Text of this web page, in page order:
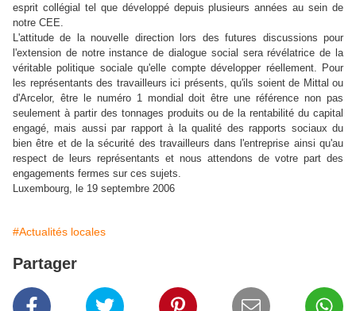
esprit collégial tel que développé depuis plusieurs années au sein de
notre CEE.
L'attitude de la nouvelle direction lors des futures discussions pour
l'extension de notre instance de dialogue social sera révélatrice de la
véritable politique sociale qu'elle compte développer réellement. Pour
les représentants des travailleurs ici présents, qu'ils soient de Mittal ou
d'Arcelor, être le numéro 1 mondial doit être une référence non pas
seulement à partir des tonnages produits ou de la rentabilité du capital
engagé, mais aussi par rapport à la qualité des rapports sociaux du
bien être et de la sécurité des travailleurs dans l'entreprise ainsi qu'au
respect de leurs représentants et nous attendons de votre part des
engagements fermes sur ces sujets.
Luxembourg, le 19 septembre 2006
#Actualités locales
Partager